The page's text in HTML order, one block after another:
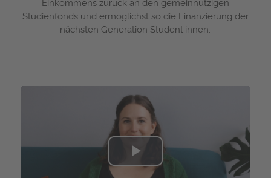
Studienfonds und ermöglichst so die Finanzierung der
nächsten Generation Student:innen.
Play